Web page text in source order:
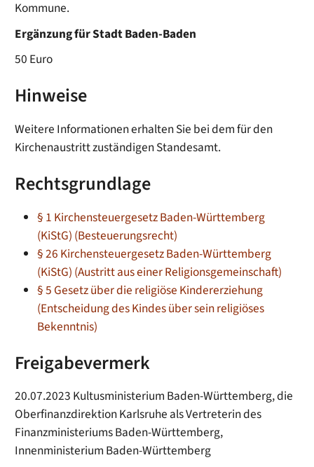
Kommune.
Ergänzung für Stadt Baden-Baden
50 Euro
Hinweise
Weitere Informationen erhalten Sie bei dem für den
Kirchenaustritt zuständigen Standesamt.
Rechtsgrundlage
§ 1 Kirchensteuergesetz Baden-Württemberg
(KiStG) (Besteuerungsrecht)
§ 26 Kirchensteuergesetz Baden-Württemberg
(KiStG) (Austritt aus einer Religionsgemeinschaft)
§ 5 Gesetz über die religiöse Kindererziehung
(Entscheidung des Kindes über sein religiöses
Bekenntnis)
Freigabevermerk
20.07.2023 Kultusministerium Baden-Württemberg, die
Oberfinanzdirektion Karlsruhe als Vertreterin des
Finanzministeriums Baden-Württemberg,
Innenministerium Baden-Württemberg